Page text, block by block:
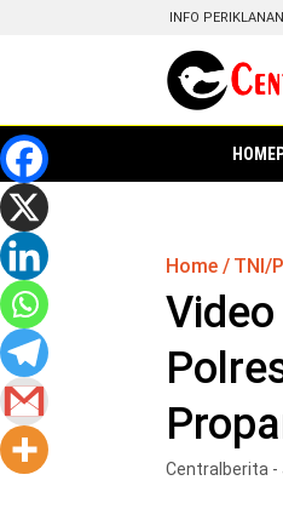
INFO PERIKLANAN
Home TNI/
Centralberita -